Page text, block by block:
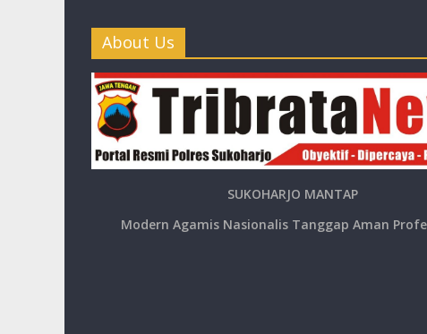
About Us
SUKOHARJO MANTAP
Modern Agamis Nasionalis Tanggap Aman